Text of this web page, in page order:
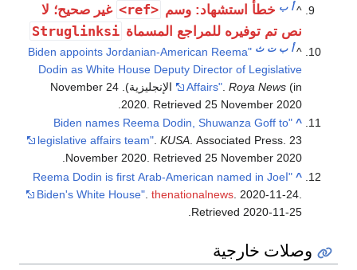
^أ ب خطأ استشهاد: وسم <ref>
غير صحيح؛ لا
نص تم توفيره للمراجع المسماة Struglinksi
^أ ب ت ث
"Biden appoints Jordanian-American Reema
Dodin as White House Deputy Director of Legislative
Affairs" .Roya News
(in الإنجليزية). 24 November
2020 . Retrieved 25 November 2020
^
"Biden names Reema Dodin, Shuwanza Goff to
legislative affairs team".KUSA. Associated Press. 23
November 2020. Retrieved25 November 2020
.
^
"اReema Dodin is first Arab-American named in Joe
Biden's White House" .thenationalnews . 2020-11-24
Retrieved 2020-11-25
وصلات خارجية